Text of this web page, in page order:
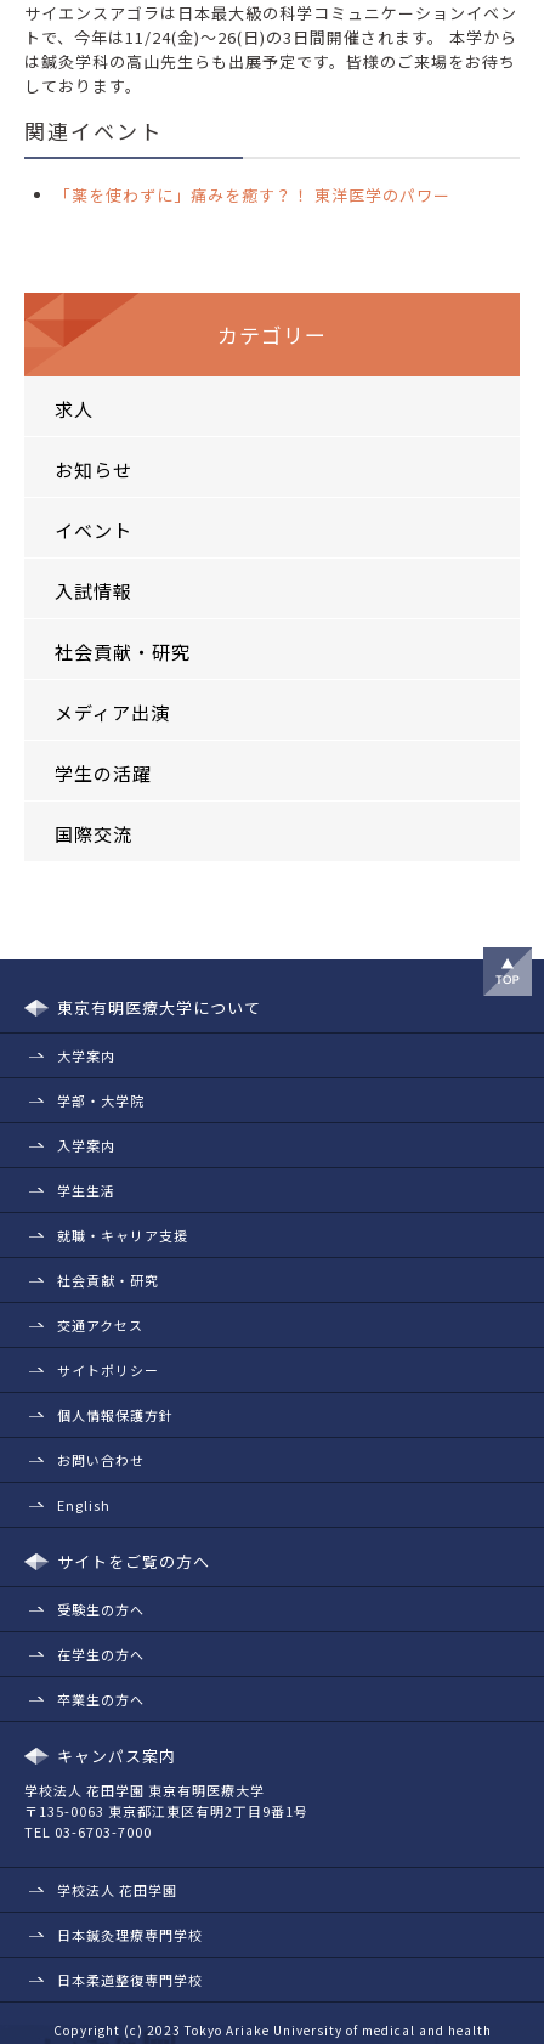
カテゴリー
求人
お知らせ
イベント
入試情報
社会貢献・研究
メディア出演
学生の活躍
国際交流
サイエンスアゴラは日本最大級の科学コミュニケーションイベン
トで、今年は11/24(金)～26(日)の3日間開催されます。 本学から
は鍼灸学科の高山先生らも出展予定です。皆様のご来場をお待ち
しております。
関連イベント
「薬を使わずに」痛みを癒す？！ 東洋医学のパワー
東京有明医療大学について
大学案内
学部・大学院
入学案内
学生生活
就職・キャリア支援
社会貢献・研究
交通アクセス
サイトポリシー
個人情報保護方針
お問い合わせ
English
サイトをご覧の方へ
受験生の方へ
在学生の方へ
卒業生の方へ
キャンパス案内
学校法人 花田学園 東京有明医療大学
〒135-0063 東京都江東区有明2丁目9番1号
TEL 03-6703-7000
学校法人 花田学園
日本鍼灸理療専門学校
日本柔道整復専門学校
Copyright (c) 2023 Tokyo Ariake University of medical and health